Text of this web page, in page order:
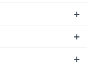
+
+
+